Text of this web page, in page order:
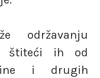
održavanju
štiteći ih od
i drugih